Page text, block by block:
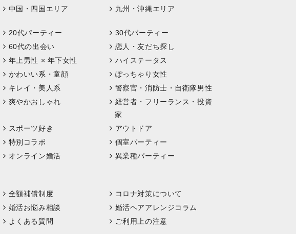
中国・四国エリア 九州・沖縄エリア
20代パーティー
30代パーティー
60代の出会い
恋人・友だち探し
年上男性 × 年下女性
ハイステータス
かわいい系・童顔
ぽっちゃり女性
キレイ・美人系
警察官・消防士・自衛隊男性
爽やかおしゃれ
経営者・フリーランス・投資
家
スポーツ好き
アウトドア
特別コラボ
個室パーティー
オンライン婚活
異業種パーティー
全額補償制度
コロナ対策について
婚活お悩み相談 婚活ヘアアレンジコラム
よくある質問
ご利用上の注意